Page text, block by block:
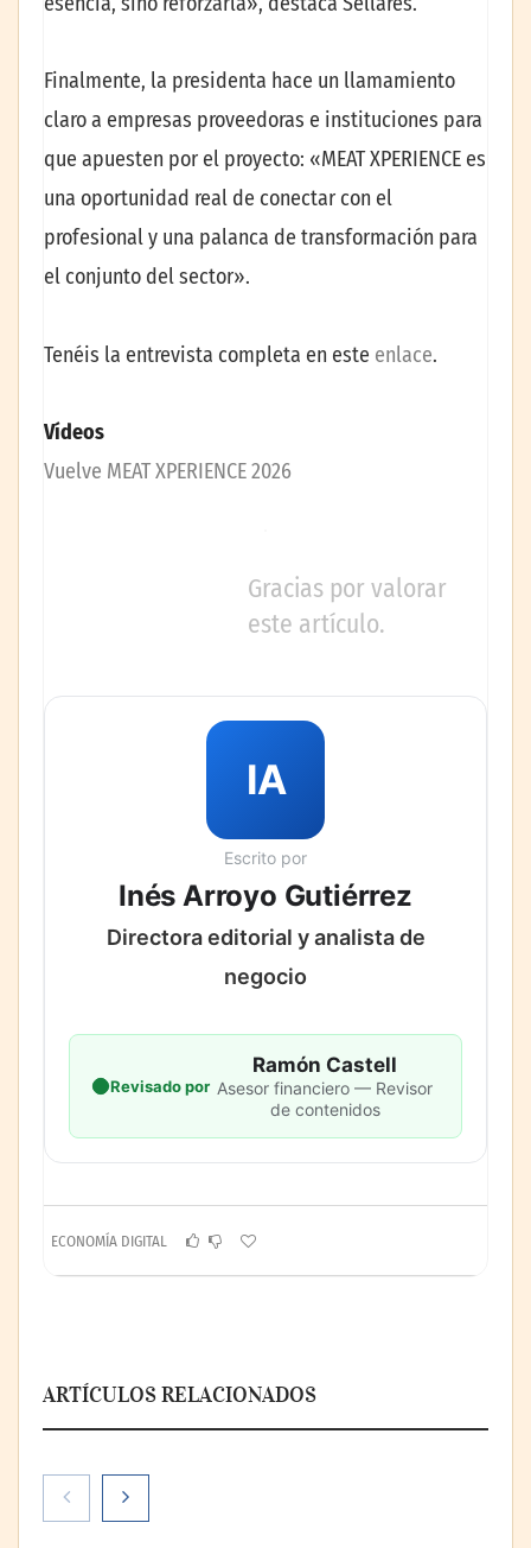
Finalmente, la presidenta hace un llamamiento
claro a empresas proveedoras e instituciones para
que apuesten por el proyecto: «MEAT XPERIENCE es
una oportunidad real de conectar con el
profesional y una palanca de transformación para
el conjunto del sector».
Tenéis la entrevista completa en este enlace.
Vídeos
Vuelve MEAT XPERIENCE 2026
Gracias por valorar
este artículo.
IA
Escrito por
Inés Arroyo Gutiérrez
Directora editorial y analista de
negocio
Revisado por
Ramón Castell
Asesor financiero — Revisor
de contenidos
ECONOMÍA DIGITAL
ARTÍCULOS RELACIONADOS